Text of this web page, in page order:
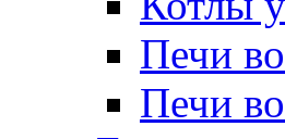
Печи
Печи